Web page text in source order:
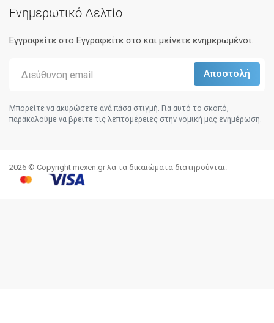
Ενημερωτικό Δελτίο
Εγγραφείτε στο Eγγραφείτε στο και μείνετε ενημερωμένοι.
Μπορείτε να ακυρώσετε ανά πάσα στιγμή. Για αυτό το σκοπό,
παρακαλούμε να βρείτε τις λεπτομέρειες στην νομική μας ενημέρωση.
2026 © Copyright mexen.gr λα τα δικαιώματα διατηρούνται.